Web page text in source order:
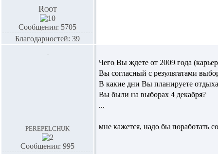
Root
Сообщения: 5705
Благодарностей: 39
perepelchuk
Сообщения: 995
Чего Вы ждете от 2009 года
Вы согласный с результатами
В какие дни Вы планируете
Вы были на выборах 4 декабря?
...
мне кажется, надо бы поработать